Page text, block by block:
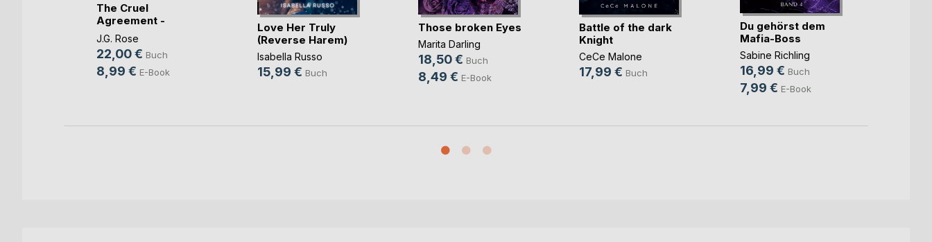
The Cruel
Agreement -
Gestohlen vo(...)
J.G. Rose
22,00 € Buch
8,99 € E-Book
Love Her Truly
(Reverse Harem)
Isabella Russo
15,99 € Buch
Those broken Eyes
Marita Darling
18,50 € Buch
8,49 € E-Book
Battle of the dark
Knight
CeCe Malone
17,99 € Buch
Du gehörst dem
Mafia-Boss
Sabine Richling
16,99 € Buch
7,99 € E-Book